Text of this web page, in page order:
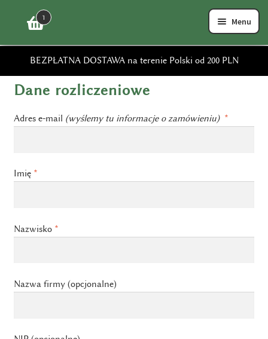
BEZPŁATNA DOSTAWA na terenie Polski od 200 PLN
Przejdź
Przejdź
Menu
FAQ
DOSTAWA
REGULAMIN
Strona główna Zamówienie
Dane rozliczeniowe
Adres e-mail (wyślemy tu informacje o zamówieniu) *
Imię *
Nazwisko *
Nazwa firmy (opcjonalne)
1